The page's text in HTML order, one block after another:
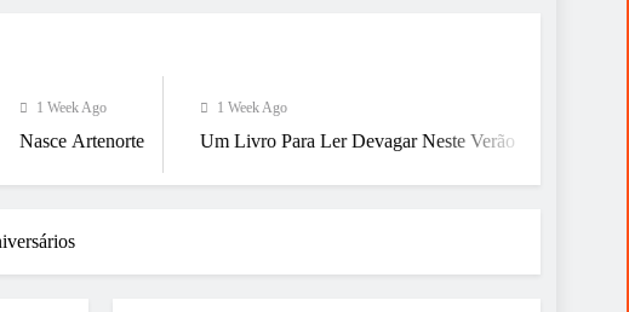
1 Week Ago
Um Livro Para Ler Devagar Neste Verão Já Estamos A Chegar